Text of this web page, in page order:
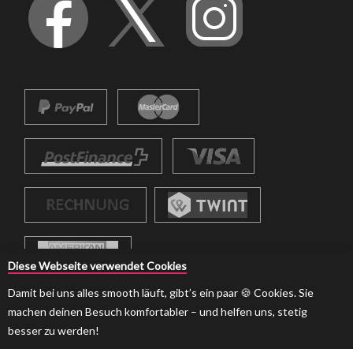
© 2026 strumpf-boutique.ch
Diese Webseite verwendet Cookies
Damit bei uns alles smooth läuft, gibt’s ein paar 🍪 Cookies. Sie
machen deinen Besuch komfortabler – und helfen uns, stetig
besser zu werden!